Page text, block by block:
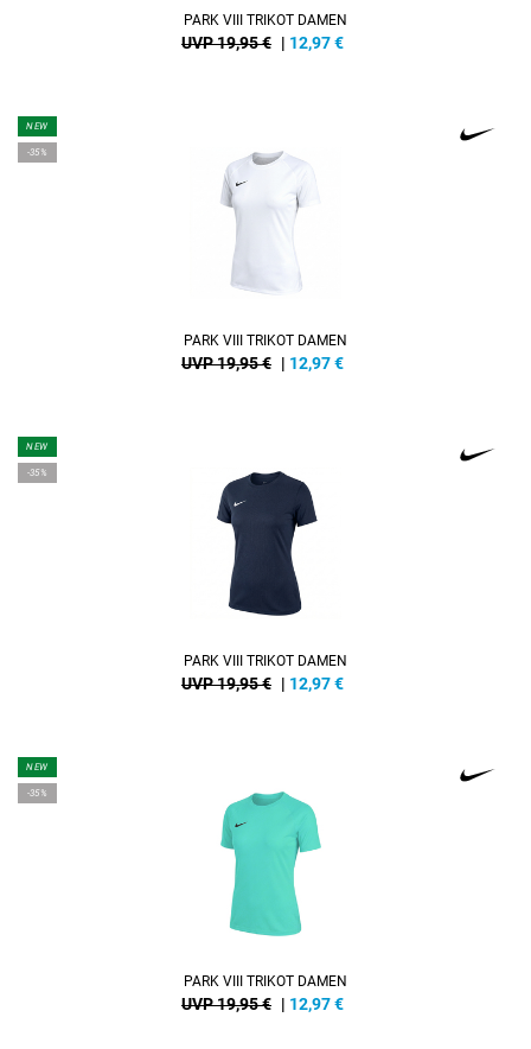
PARK VIII TRIKOT DAMEN
UVP 19,95 € | 12,97€
NEW
-35%
PARK VIII TRIKOT DAMEN
UVP 19,95 € | 12,97€
NEW
-35%
PARK VIII TRIKOT DAMEN
UVP 19,95 € | 12,97€
NEW
-35%
PARK VIII TRIKOT DAMEN
UVP 19,95 € | 12,97€